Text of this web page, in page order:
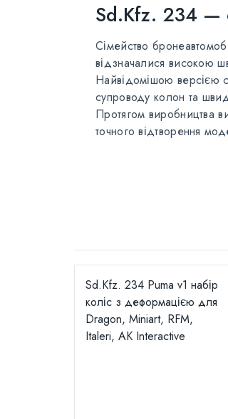
Sd.Kfz. 234 —
Сімейство
відзначалися високою
Найвідомішою версією
супроводу колон та
Протягом виробництва
точного відтворення
Sd.Kfz. 234 Puma v1 набір
коліс з деформацією для
Dragon, Miniart, RFM,
Italeri, AK Interactive